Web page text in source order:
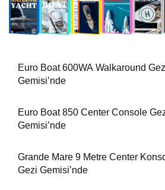
Euro Boat 600WA Walkaround
Gemisi’nde
Euro Boat 850 Center Console
Gemisi’nde
Grande Mare 9 Metre Center
Gezi Gemisi’nde